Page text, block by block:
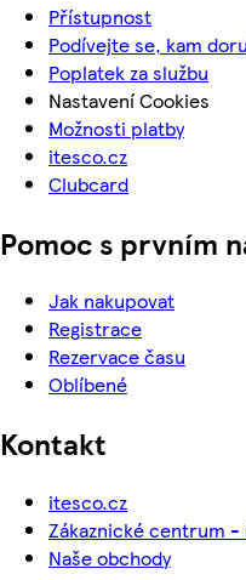
Přístupnost
Podívejte se, kam
Poplatek za službu
Nastavení Cookies
Možnosti platby
itesco.cz
Clubcard
Pomoc s prvním
Jak nakupovat
Registrace
Rezervace času
Oblíbené
Kontakt
itesco.cz
Zákaznické centrum
Naše obchody